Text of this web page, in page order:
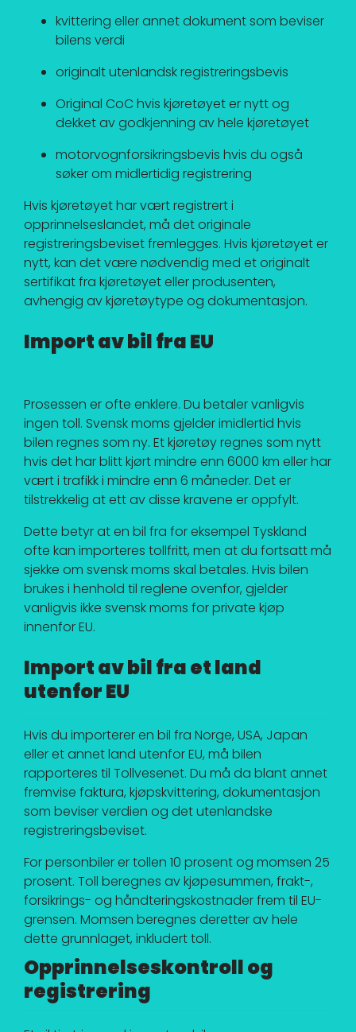
kvittering eller annet dokument som beviser
bilens verdi
originalt utenlandsk registreringsbevis
Original CoC hvis kjøretøyet er nytt og
dekket av godkjenning av hele kjøretøyet
motorvognforsikringsbevis hvis du også
søker om midlertidig registrering
Hvis kjøretøyet har vært registrert i
opprinnelseslandet, må det originale
registreringsbeviset fremlegges. Hvis kjøretøyet er
nytt, kan det være nødvendig med et originalt
sertifikat fra kjøretøyet eller produsenten,
avhengig av kjøretøytype og dokumentasjon.
Import av bil fra EU
Prosessen er ofte enklere. Du betaler vanligvis
ingen toll. Svensk moms gjelder imidlertid hvis
bilen regnes som ny. Et kjøretøy regnes som nytt
hvis det har blitt kjørt mindre enn 6000 km eller har
vært i trafikk i mindre enn 6 måneder. Det er
tilstrekkelig at ett av disse kravene er oppfylt.
Dette betyr at en bil fra for eksempel Tyskland
ofte kan importeres tollfritt, men at du fortsatt må
sjekke om svensk moms skal betales. Hvis bilen
brukes i henhold til reglene ovenfor, gjelder
vanligvis ikke svensk moms for private kjøp
innenfor EU.
Import av bil fra et land
utenfor EU
Hvis du importerer en bil fra Norge, USA, Japan
eller et annet land utenfor EU, må bilen
rapporteres til Tollvesenet. Du må da blant annet
fremvise faktura, kjøpskvittering, dokumentasjon
som beviser verdien og det utenlandske
registreringsbeviset.
For personbiler er tollen 10 prosent og momsen 25
prosent. Toll beregnes av kjøpesummen, frakt-,
forsikrings- og håndteringskostnader frem til EU-
grensen. Momsen beregnes deretter av hele
dette grunnlaget, inkludert toll.
Opprinnelseskontroll og
registrering